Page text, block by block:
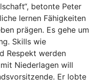
betonte Peter
lernen Fähigkeiten
prägen. Es gehe um
Skills wie
Respekt werden
Niederlagen will
Er lobte